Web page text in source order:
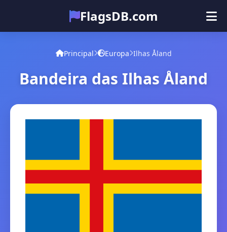
FlagsDB.com
Principal
Quiz
Principal Europa Ilhas Åland
Bandeira das Ilhas Åland